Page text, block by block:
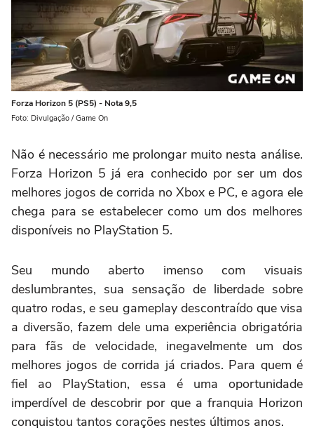
Forza Horizon 5 (PS5) - Nota 9,5
Foto: Divulgação / Game On
Não é necessário me prolongar muito nesta análise.
Forza Horizon 5 já era conhecido por ser um dos
melhores jogos de corrida no Xbox e PC, e agora ele
chega para se estabelecer como um dos melhores
disponíveis no PlayStation 5.
Seu mundo aberto imenso com visuais
deslumbrantes, sua sensação de liberdade sobre
quatro rodas, e seu gameplay descontraído que visa
a diversão, fazem dele uma experiência obrigatória
para fãs de velocidade, inegavelmente um dos
melhores jogos de corrida já criados. Para quem é
fiel ao PlayStation, essa é uma oportunidade
imperdível de descobrir por que a franquia Horizon
conquistou tantos corações nestes últimos anos.